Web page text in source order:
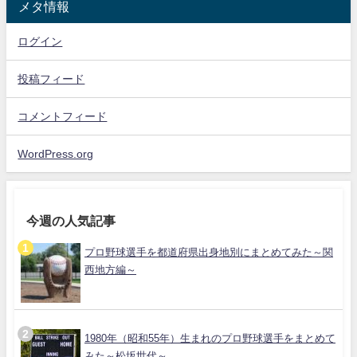
メタ情報
ログイン
投稿フィード
コメントフィード
WordPress.org
今週の人気記事
プロ野球選手を都道府県出身地別にまとめてみた～関
西地方編～
1980年（昭和55年）生まれのプロ野球選手をまとめて